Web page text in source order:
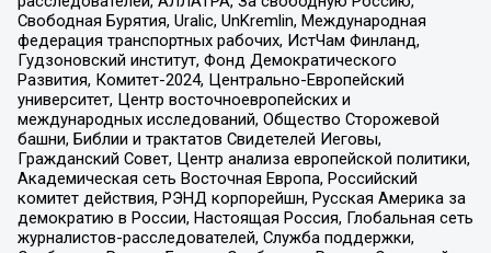
Свободная Бурятия, Uralic, UnKremlin, Международная
федерация транспортных рабочих, ИстЧам Финланд,
Гудзоновский институт, Фонд Демократического
Развития, Комитет-2024, Центрально-Европейский
университет, Центр восточноевропейских и
международных исследований, Общество Сторожевой
башни, Библии и трактатов Свидетелей Иеговы,
Гражданский Совет, Центр анализа европейской политики,
Академическая сеть Восточная Европа, Российский
комитет действия, РЭНД корпорейшн, Русская Америка за
демократию в России, Настоящая Россия, Глобальная сеть
журналистов-расследователей, Служба поддержки,